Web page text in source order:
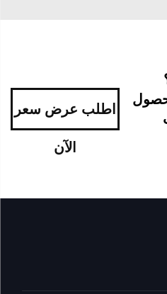
اطلب عرض سعر
الآن